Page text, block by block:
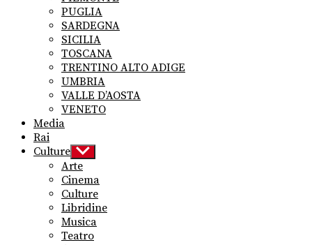
PUGLIA
SARDEGNA
SICILIA
TOSCANA
TRENTINO ALTO ADIGE
UMBRIA
VALLE D’AOSTA
VENETO
Media
Rai
Culture Show
sub
menu
Arte
Cinema
Culture
Libridine
Musica
Teatro